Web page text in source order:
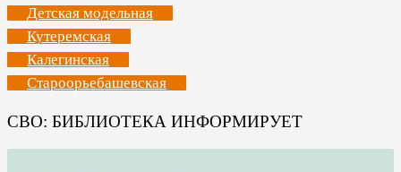
Детская модельная
Кутеремская
Калегинская
Староорьебашевская
СВО: БИБЛИОТЕКА ИНФОРМИРУЕТ